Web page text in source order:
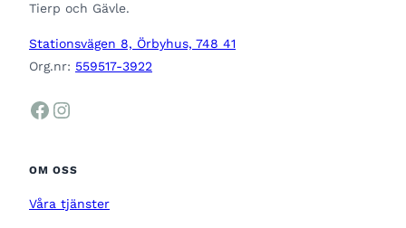
Tierp och Gävle.
Stationsvägen 8, Örbyhus, 748 41
Org.nr: 559517-3922
Facebook Instagram
OM OSS
Våra tjänster